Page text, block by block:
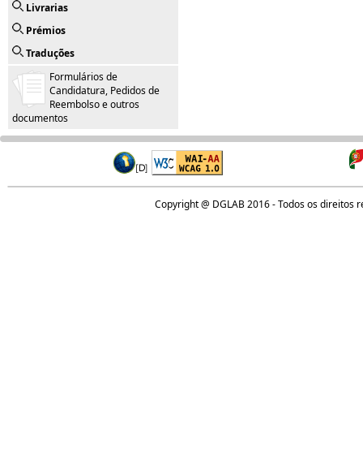
Livrarias
Prémios
Traduções
Formulários de
Candidatura, Pedidos de
Reembolso e outros
documentos
Copyright @ DGLAB 2016 - Todos os